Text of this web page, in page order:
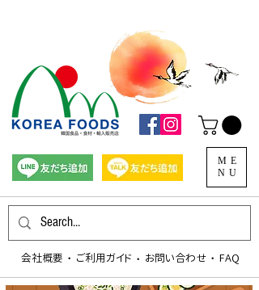
​ご利用ガイド お問い合わせ FAQ
会社概要 ​・ ​・
​・
ME
NU